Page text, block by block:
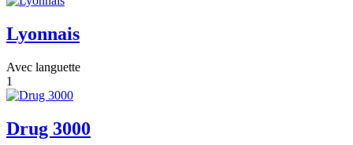
Lyonnais
Avec languette
1
Drug 3000